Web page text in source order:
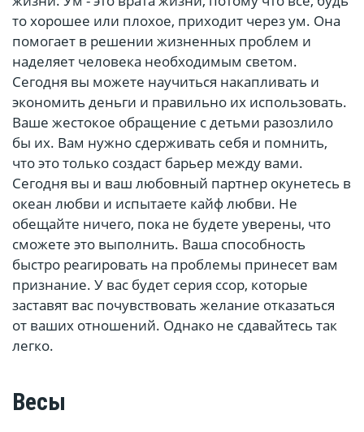
то хорошее или плохое, приходит через ум. Она
помогает в решении жизненных проблем и
наделяет человека необходимым светом.
Сегодня вы можете научиться накапливать и
экономить деньги и правильно их использовать.
Ваше жестокое обращение с детьми разозлило
бы их. Вам нужно сдерживать себя и помнить,
что это только создаст барьер между вами.
Сегодня вы и ваш любовный партнер окунетесь в
океан любви и испытаете кайф любви. Не
обещайте ничего, пока не будете уверены, что
сможете это выполнить. Ваша способность
быстро реагировать на проблемы принесет вам
признание. У вас будет серия ссор, которые
заставят вас почувствовать желание отказаться
от ваших отношений. Однако не сдавайтесь так
легко.
Весы